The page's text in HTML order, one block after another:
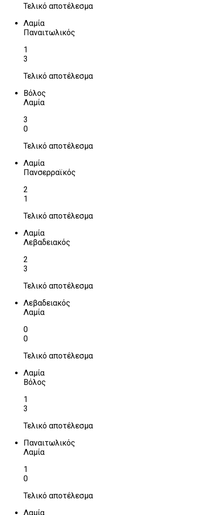
Τελικό αποτέλεσμα
Λαμία
Παναιτωλικός
1
3
Τελικό αποτέλεσμα
Βόλος
Λαμία
3
0
Τελικό αποτέλεσμα
Λαμία
Πανσερραϊκός
2
1
Τελικό αποτέλεσμα
Λαμία
Λεβαδειακός
2
3
Τελικό αποτέλεσμα
Λεβαδειακός
Λαμία
0
0
Τελικό αποτέλεσμα
Λαμία
Βόλος
1
3
Τελικό αποτέλεσμα
Παναιτωλικός
Λαμία
1
0
Τελικό αποτέλεσμα
Λαμία